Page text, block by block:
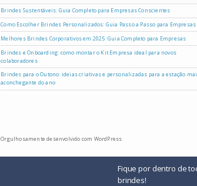
Brindes Sustentáveis: Guia Completo para Empresas Conscientes
Como Escolher Brindes Personalizados: Guia Passo a Passo para Empresas
Melhores Brindes Corporativos em 2025: Guia Completo para Empresas
Brindes e Onboarding: como montar o Kit Empresa ideal para novos
colaboradores
Brindes para o Outono: ideias criativas e personalizadas para a estação
aconchegante do ano
Orgulhosamente desenvolvido com WordPress
Fique por dentro de
brindes!